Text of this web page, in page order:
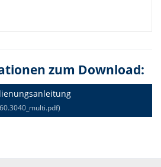
zum Download: